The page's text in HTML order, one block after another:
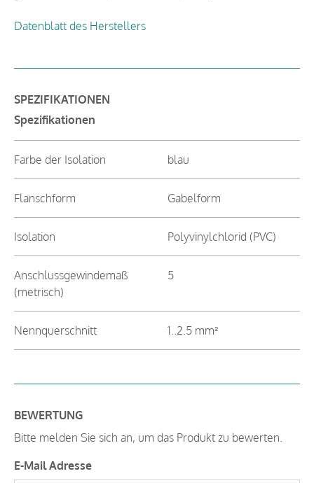
Datenblatt des Herstellers
SPEZIFIKATIONEN
Spezifikationen
Farbe der Isolation blau
Flanschform Gabelform
Isolation Polyvinylchlorid (PVC)
Anschlussgewindemaß
(metrisch)
5
Nennquerschnitt 1..2.5 mm²
BEWERTUNG
Bitte melden Sie sich an, um das Produkt zu bewerten.
E-Mail Adresse